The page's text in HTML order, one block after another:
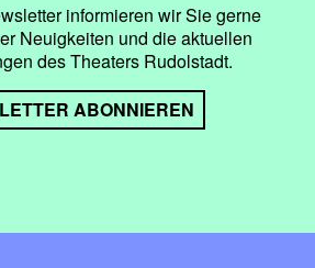
informieren wir Sie gerne
Neuigkeiten und die aktuellen
des Theaters Rudolstadt.
ABONNIEREN